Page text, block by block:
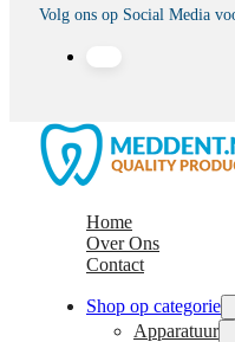
Volg ons op Social Media
Home
Over Ons
Contact
Shop op categorie
Apparatuur